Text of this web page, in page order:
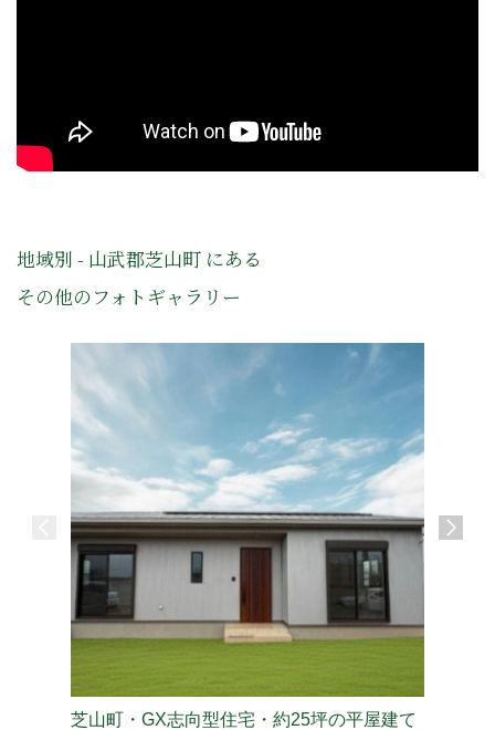
地域別 - 山武郡芝山町 にある
その他のフォトギャラリー
芝山町・GX志向型住宅・約25坪の平屋建て